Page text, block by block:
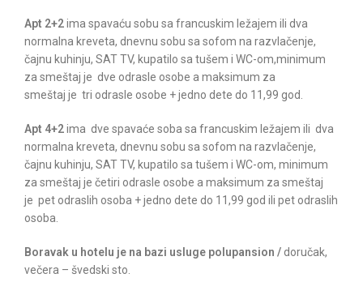
Apt 2+2ima spavaću sobu sa francuskim ležajem ili dva
normalna kreveta, dnevnu sobu sa sofom na razvlačenje,
čajnu kuhinju, SAT TV, kupatilo sa tušem i WC-om,minimum
za smeštaj je dve odrasle osobe a maksimum za
smeštaj je tri odrasle osobe + jedno dete do 11,99 god.
Apt 4+2ima dve spavaće soba sa francuskim ležajem ili dva
normalna kreveta, dnevnu sobu sa sofom na razvlačenje,
čajnu kuhinju, SAT TV, kupatilo sa tušem i WC-om, minimum
za smeštaj je četiri odrasle osobe a maksimum za smeštaj
je pet odraslih osoba + jedno dete do 11,99 god ili pet odraslih
osoba.
Boravak u hotelu je na bazi usluge polupansion / doručak,
večera – švedski sto.